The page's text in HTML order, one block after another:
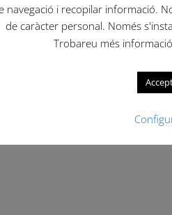
navegació i recopilar informació.
de caràcter personal. Només
Trobareu més